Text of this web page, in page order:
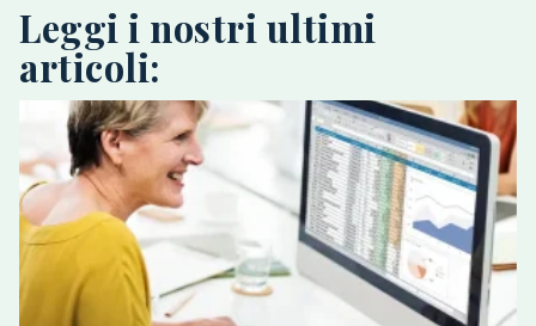
Leggi i nostri ultimi
articoli: